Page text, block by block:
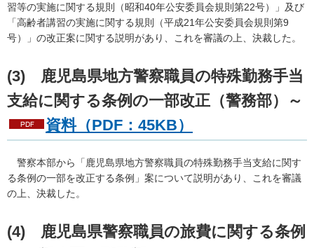
習等の実施に関する規則（昭和40年公安委員会規則第22号）」及び
「高齢者講習の実施に関する規則（平成21年公安委員会規則第9
号）」の改正案に関する説明があり、これを審議の上、決裁した。
(3) 鹿児島県地方警察職員の特殊勤務手当
支給に関する条例の一部改正（警務部）～
資料（PDF：45KB）
警察本部から「鹿児島県地方警察職員の特殊勤務手当支給に関す
る条例の一部を改正する条例」案について説明があり、これを審議
の上、決裁した。
(4) 鹿児島県警察職員の旅費に関する条例